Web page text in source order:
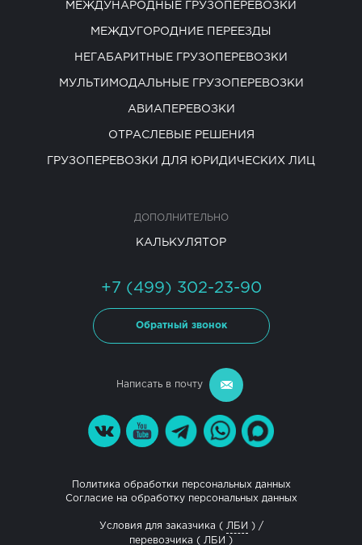
МЕЖДУНАРОДНЫЕ ГРУЗОПЕРЕВОЗКИ
МЕЖДУГОРОДНИЕ ПЕРЕЕЗДЫ
НЕГАБАРИТНЫЕ ГРУЗОПЕРЕВОЗКИ
МУЛЬТИМОДАЛЬНЫЕ ГРУЗОПЕРЕВОЗКИ
АВИАПЕРЕВОЗКИ
ОТРАСЛЕВЫЕ РЕШЕНИЯ
ГРУЗОПЕРЕВОЗКИ ДЛЯ ЮРИДИЧЕСКИХ ЛИЦ
ДОПОЛНИТЕЛЬНО
КАЛЬКУЛЯТОР
+7 (499) 302-23-90
Обратный звонок
Написать в почту
Политика обработки персональных данных
Согласие на обработку персональных данных
Условия для заказчика ( ЛБИ
) /
перевозчика ( ЛБИ )